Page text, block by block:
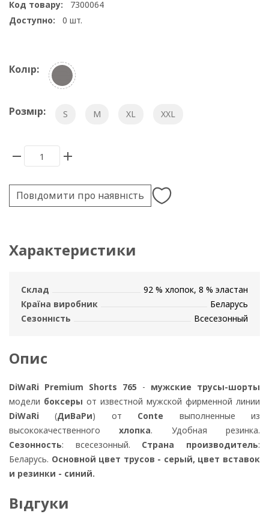
Код товару:
7300064
Доступно:
0 шт.
Колір:
Розмір: S M XL XXL
Повідомити про наявність
Характеристики
Склад
92 % хлопок, 8 % эластан
Країна виробник
Беларусь
Сезонність
Всесезонный
Опис
DiWaRi Premium Shorts 765 - мужские трусы-шорты
модели боксеры от известной мужской фирменной линии
DiWaRi (ДиВаРи) от Conte выполненные из
высококачественногохлопка. Удобная резинка.
Сезонность: всесезонный. Страна производитель:
Беларусь. Основной цвет трусов - серый, цвет вставок
и резинки - синий.
Відгуки